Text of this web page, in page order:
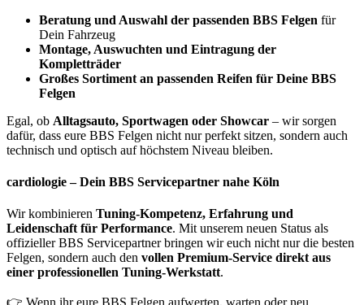
Beratung und Auswahl der passenden BBS Felgen für
Dein Fahrzeug
Montage, Auswuchten und Eintragung der
Kompletträder
Großes Sortiment an passenden Reifen für Deine BBS
Felgen
Egal, ob Alltagsauto, Sportwagen oder Showcar – wir sorgen
dafür, dass eure BBS Felgen nicht nur perfekt sitzen, sondern auch
technisch und optisch auf höchstem Niveau bleiben.
cardiologie – Dein BBS Servicepartner nahe Köln
Wir kombinieren Tuning-Kompetenz, Erfahrung und
Leidenschaft für Performance. Mit unserem neuen Status als
offizieller BBS Servicepartner bringen wir euch nicht nur die besten
Felgen, sondern auch den vollen Premium-Service direkt aus
einer professionellen Tuning-Werkstatt.